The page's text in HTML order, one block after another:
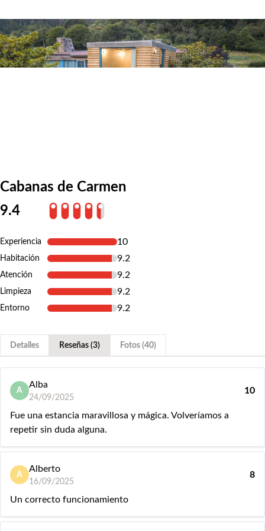
Cabanas de Carmen
9.4
Experiencia 10
Habitación 9.2
Atención 9.2
Limpieza 9.2
Entorno 9.2
Detalles Reseñas (3) Fotos (40)
A
Alba
24/09/2025
10
Fue una estancia maravillosa y mágica. Volveríamos a
repetir sin duda alguna.
A
Alberto
16/09/2025
8
Un correcto funcionamiento